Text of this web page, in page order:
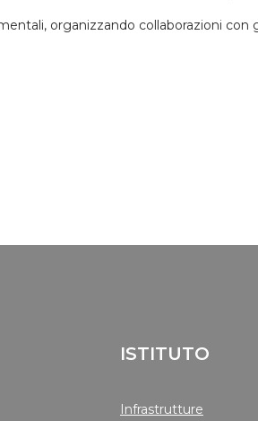
organizzando collaborazioni con
ISTITUTO
Infrastrutture